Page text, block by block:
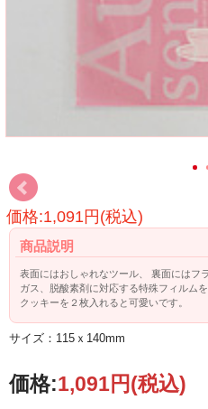
価格:1,091円(税込)
商品説明
表面にはおしゃれなツール、 裏面にはフ
ガス、脱酸素剤に対応する特殊フィルムを
クッキーを２枚入れると可愛いです。
サイズ：115ｘ140mm
価格:1,091円(税込)